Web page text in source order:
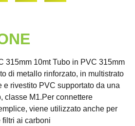
315mm 10mt Tubo in PVC 315mm
di metallo rinforzato, in multistrato
rivestito PVC supportato da una
classe M1.Per connettere
viene utilizzato anche per
filtri ai carboni